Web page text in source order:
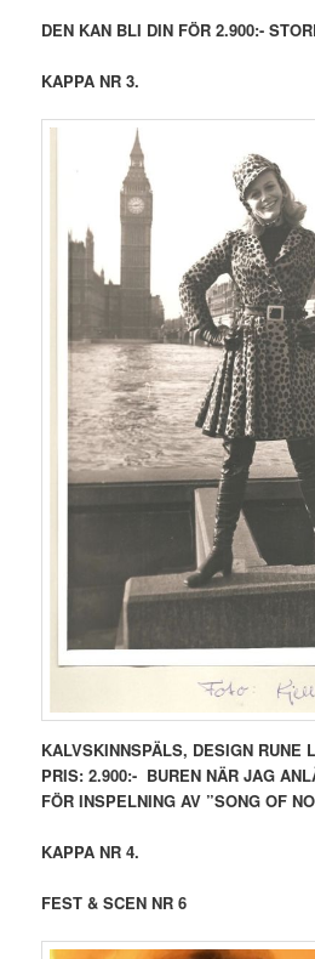
DEN KAN BLI DIN FÖR 2.900:-
KAPPA NR 3.
KALVSKINNSPÄLS, DESIGN RUNE
PRIS: 2.900:- BUREN NÄR JAG
FÖR INSPELNING AV ”SONG OF
KAPPA NR 4.
FEST & SCEN NR 6